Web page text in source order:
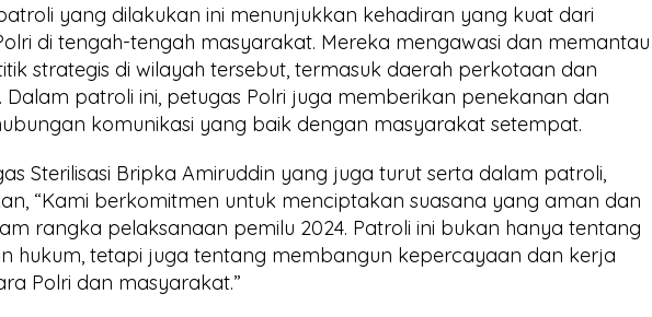
yang dilakukan ini menunjukkan kehadiran yang kuat dari
di tengah-tengah masyarakat. Mereka mengawasi dan memantau
strategis di wilayah tersebut, termasuk daerah perkotaan dan
Dalam patroli ini, petugas Polri juga memberikan penekanan dan
komunikasi yang baik dengan masyarakat setempat.
Sterilisasi Bripka Amiruddin yang juga turut serta dalam patroli,
“Kami berkomitmen untuk menciptakan suasana yang aman dan
rangka pelaksanaan pemilu 2024. Patroli ini bukan hanya tentang
hukum, tetapi juga tentang membangun kepercayaan dan kerja
Polri dan masyarakat.”